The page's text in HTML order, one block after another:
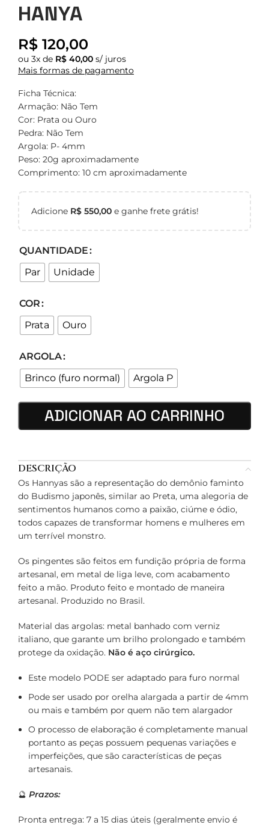
HANYA
R$ 120,00
ou 3x de R$ 40,00 s/ juros
Mais formas de pagamento
Ficha Técnica:
Armação: Não Tem
Cor: Prata ou Ouro
Pedra: Não Tem
Argola: P- 4mm
Peso: 20g aproximadamente
Comprimento: 10 cm aproximadamente
Adicione R$ 550,00 e ganhe frete grátis!
QUANTIDADE
Par
Unidade
COR
Prata
Ouro
ARGOLA
Brinco (furo normal)
Argola P
ADICIONAR AO CARRINHO
DESCRIÇÃO
Os Hannyas são a representação do demônio faminto
do Budismo japonês, similar ao Preta, uma alegoria de
sentimentos humanos como a paixão, ciúme e ódio,
todos capazes de transformar homens e mulheres em
um terrível monstro.
Os pingentes são feitos em fundição própria de forma
artesanal, em metal de liga leve, com acabamento
feito a mão. Produto feito e montado de maneira
artesanal. Produzido no Brasil.
Material das argolas: metal banhado com verniz
italiano, que garante um brilho prolongado e também
protege da oxidação. Não é aço cirúrgico.
Este modelo PODE ser adaptado para furo normal
Pode ser usado por orelha alargada a partir de 4mm
ou mais e também por quem não tem alargador
O processo de elaboração é completamente manual
portanto as peças possuem pequenas variações e
imperfeições, que são características de peças
artesanais.
🔮 Prazos:
Pronta entrega: 7 a 15 dias úteis (geralmente envio é